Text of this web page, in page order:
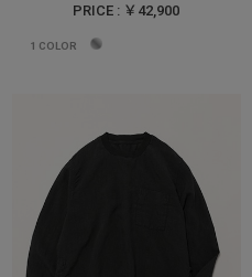
PRICE : ￥42,900
1 COLOR